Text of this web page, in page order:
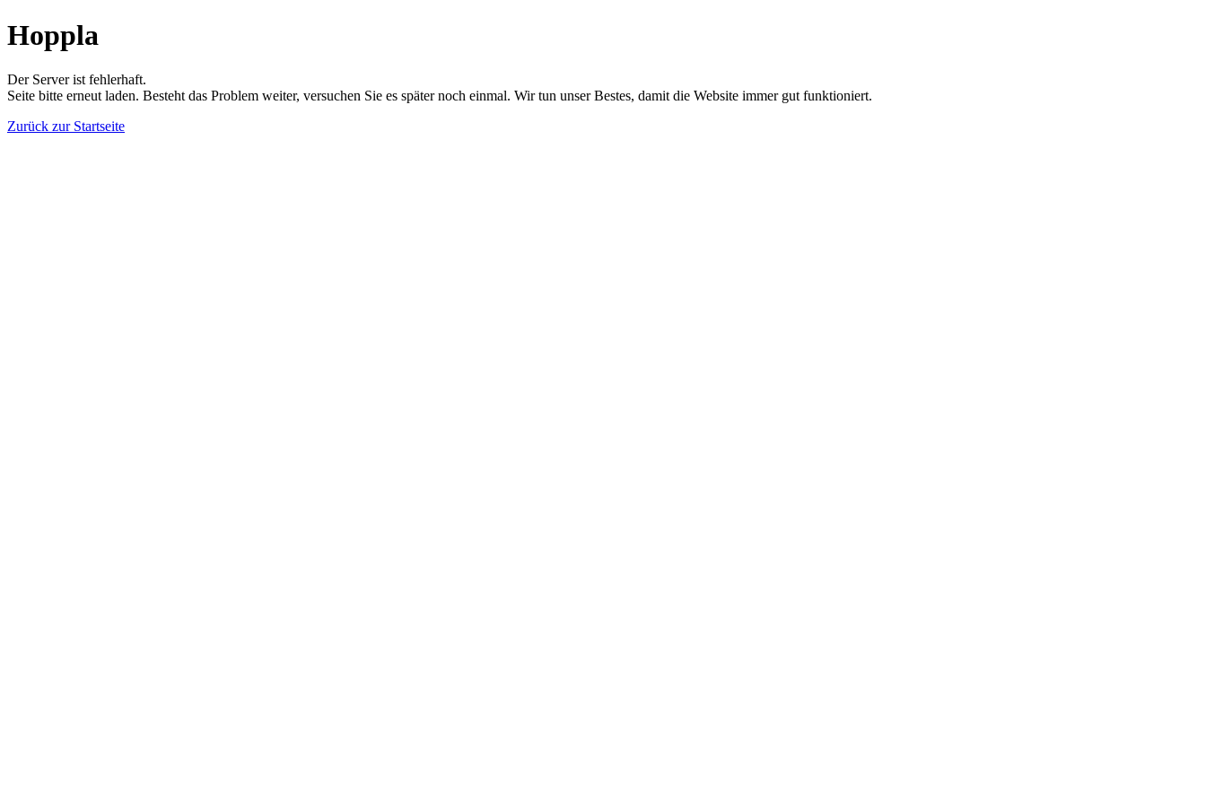
Hoppla
Der Server ist fehlerhaft.
Seite bitte erneut laden. Besteht das Problem weiter, versuchen Sie es später noch einmal. Wir tun unser Bestes, damit die Website immer gut funktioniert.
Zurück zur Startseite